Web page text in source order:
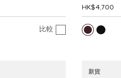
比較
HK$4,700
新貨